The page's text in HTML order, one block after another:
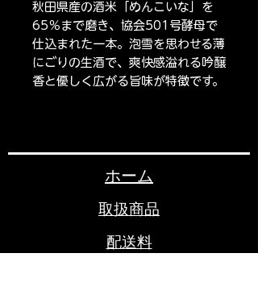
秋田県産の酒米「めんこいな」を
65％まで磨き、協会501号酵母で
仕込まれた一本。泡雪を思わせる薄
にごりの生酒で、爽快感溢れる吟醸
香と優しく広がる旨味が特徴です。
ホーム
取扱商品
配送料